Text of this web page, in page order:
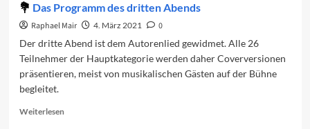
Das Programm des dritten Abends
Raphael Mair 4. März 2021
0
Der dritte Abend ist dem Autorenlied gewidmet. Alle 26
Teilnehmer der Hauptkategorie werden daher Coverversionen
präsentieren, meist von musikalischen Gästen auf der Bühne
begleitet.
WeiterlesenRead